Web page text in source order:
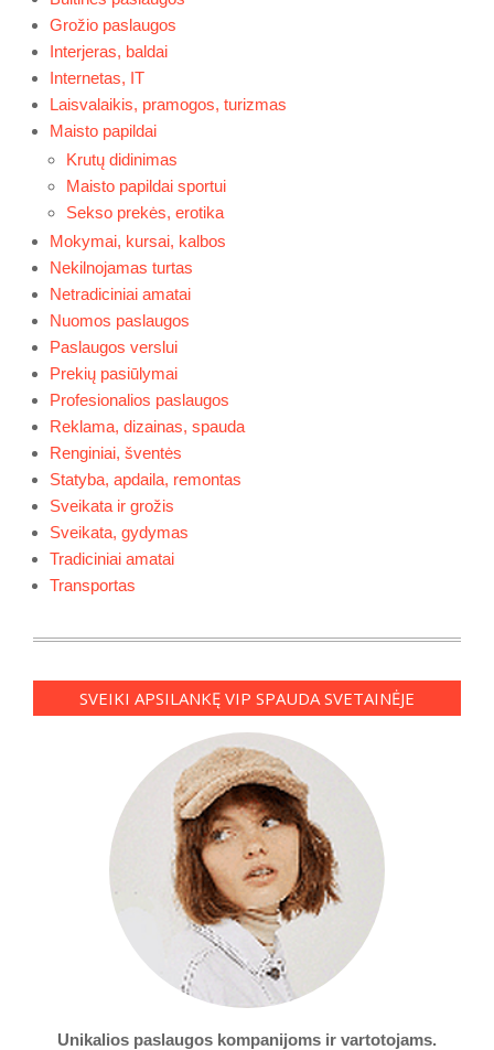
Grožio paslaugos
Interjeras, baldai
Internetas, IT
Laisvalaikis, pramogos, turizmas
Maisto papildai
Krutų didinimas
Maisto papildai sportui
Sekso prekės, erotika
Mokymai, kursai, kalbos
Nekilnojamas turtas
Netradiciniai amatai
Nuomos paslaugos
Paslaugos verslui
Prekių pasiūlymai
Profesionalios paslaugos
Reklama, dizainas, spauda
Renginiai, šventės
Statyba, apdaila, remontas
Sveikata ir grožis
Sveikata, gydymas
Tradiciniai amatai
Transportas
SVEIKI APSILANKĘ VIP SPAUDA SVETAINĖJE
Unikalios paslaugos kompanijoms ir vartotojams.